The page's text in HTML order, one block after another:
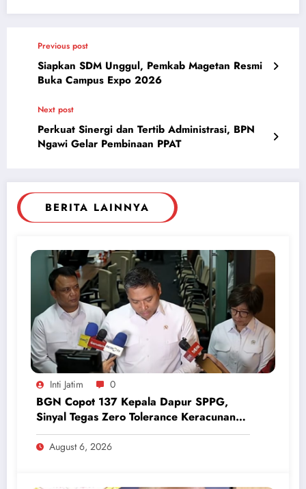
Previous post
Siapkan SDM Unggul, Pemkab Magetan Resmi
Next post
Perkuat Sinergi dan Tertib Administrasi, BPN
Ngawi Gelar Pembinaan PPAT
BERITA LAINNYA
Inti Jatim 0
BGN Copot 137 Kepala Dapur SPPG,
Sinyal Tegas Zero Tolerance Keracunan
Makanan dan Korupsi
August 6, 2026